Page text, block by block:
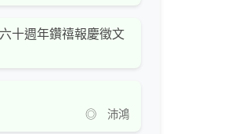
十週年鑽禧報慶徵文
◎ 沛鴻